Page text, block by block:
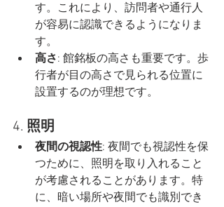
す。これにより、訪問者や通行人
が容易に認識できるようになりま
す。
高さ: 館銘板の高さも重要です。歩
行者が目の高さで見られる位置に
設置するのが理想です。
4. 照明
夜間の視認性: 夜間でも視認性を保
つために、照明を取り入れること
が考慮されることがあります。特
に、暗い場所や夜間でも識別でき